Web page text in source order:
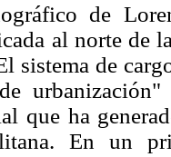
de
al norte de
sistema de
urbanización"
que ha
En un